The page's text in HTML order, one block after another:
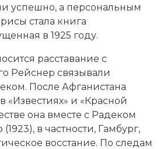
успешно, а персональным
стала книга
в 1925 году.
расставание с
Рейснер связывали
. После Афганистана
«Известиях» и «Красной
она вместе с Радеком
в частности, Гамбург,
восстание. По следам